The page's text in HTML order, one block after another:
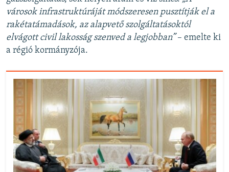
városok infrastruktúráját módszeresen pusztítják el a
rakétatámadások, az alapvető szolgáltatásoktól
elvágott civil lakosság szenved a legjobban”– emelte ki
a régió kormányzója.